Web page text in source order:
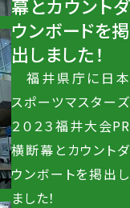
幕とカウントダ
ウンボードを掲
出しました！
福井県庁に日本
スポーツマスターズ
２０２３福井大会PR
横断幕とカウントダ
ウンボートを掲出し
ました！